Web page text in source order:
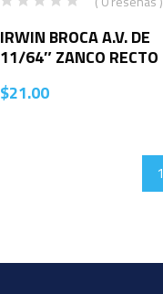
IRWIN BROCA A.V. DE
11/64″ ZANCO RECTO
$21.00
1